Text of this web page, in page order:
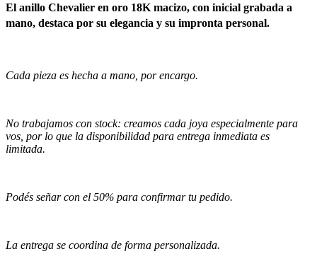
El anillo Chevalier en oro 18K macizo, con inicial grabada a
mano, destaca por su elegancia y su impronta personal.
Cada pieza es hecha a mano, por encargo.
No trabajamos con stock: creamos cada joya especialmente para
vos, por lo que la disponibilidad para entrega inmediata es
limitada.
Podés señar con el 50% para confirmar tu pedido.
La entrega se coordina de forma personalizada.